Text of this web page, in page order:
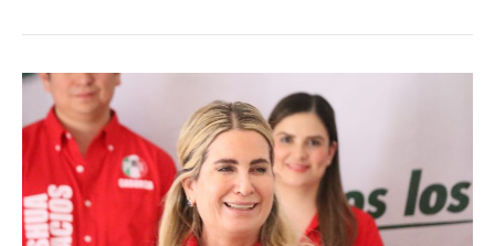
Convoca
PRI
Sonora
Defensores
a